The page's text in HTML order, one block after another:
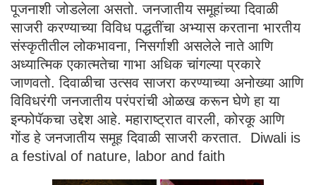
पूजनाशी जोडलेला असतो. जनजातीय समूहांच्या दिवाळी
साजरी करण्याच्या विविध पद्धतींचा अभ्यास करताना भारतीय
संस्कृतीतील लोकभावना, निसर्गाशी असलेले नाते आणि
अध्यात्मिक एकात्मतेचा गाभा अधिक चांगल्या प्रकारे
जाणवतो. दिवाळीचा उत्सव साजरा करण्याच्या अनोख्या आणि
विविधरंगी जनजातीय परंपरांची ओळख करून घेणे हा या
इन्फोपॅकचा उद्देश आहे. महाराष्ट्रात वारली, कोरकू आणि
गोंड हे जनजातीय समूह दिवाळी साजरी करतात. Diwali is
a festival of nature, labor and faith